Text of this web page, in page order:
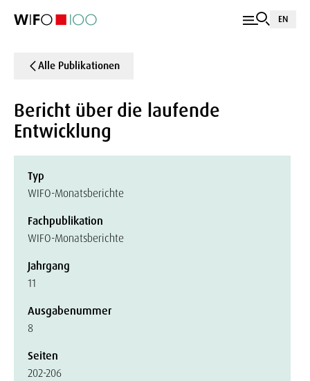
EN
Alle Publikationen
Bericht über die laufende
Entwicklung
Typ
WIFO-Monatsberichte
Fachpublikation
WIFO-Monatsberichte
Jahrgang
11
Ausgabenummer
8
Seiten
202-206